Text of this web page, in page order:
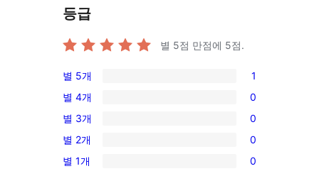
등급
별 5점 만점에 5점.
1/5-
별
점
후
기
별 5개 1
0/4-
별
점
후
별 4개 0
0/3-
별
점
별 3개 0
0/2-
별
별 2개 0
0/1-
별 1개 0